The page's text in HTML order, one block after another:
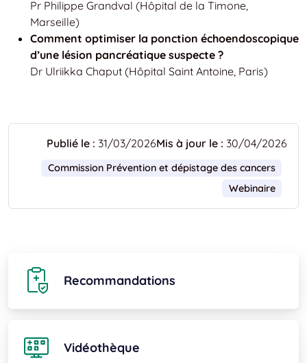
Pr Philippe Grandval (Hôpital de la Timone,
Marseille)
Comment optimiser la ponction échoendoscopique
d’une lésion pancréatique suspecte ?
Dr Ulriikka Chaput (Hôpital Saint Antoine, Paris)
Publié le : 31/03/2026Mis à jour le : 30/04/2026
Commission Prévention et dépistage des cancers
Webinaire
Recommandations
Vidéothèque